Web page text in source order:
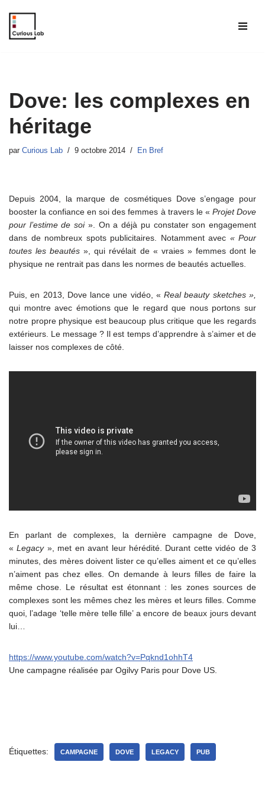
Aller
Dove: les complexes en
héritage
par Curious Lab 9 octobre 2014 En Bref
Depuis 2004, la marque de cosmétiques Dove s’engage pour
booster la confiance en soi des femmes à travers le « Projet Dove
pour l’estime de soi». On a déjà pu constater son engagement
dans de nombreux spots publicitaires. Notamment avec « Pour
toutes les beautés », qui révélait de « vraies » femmes dont le
physique ne rentrait pas dans les normes de beautés actuelles.
Puis, en 2013, Dove lance une vidéo, «Real beauty sketches »,
qui montre avec émotions que le regard que nous portons sur
notre propre physique est beaucoup plus critique que les regards
extérieurs. Le message ? Il est temps d’apprendre à s’aimer et de
laisser nos complexes de côté.
En parlant de complexes, la dernière campagne de Dove,
«Legacy », met en avant leur hérédité. Durant cette vidéo de 3
minutes, des mères doivent lister ce qu’elles aiment et ce qu’elles
n’aiment pas chez elles. On demande à leurs filles de faire la
même chose. Le résultat est étonnant : les zones sources de
complexes sont les mêmes chez les mères et leurs filles. Comme
quoi, l’adage ‘telle mère telle fille’ a encore de beaux jours devant
lui…
https://www.youtube.com/watch?v=Pqknd1ohhT4
Une campagne réalisée par Ogilvy Paris pour Dove US.
Étiquettes: CAMPAGNE DOVE LEGACY PUB